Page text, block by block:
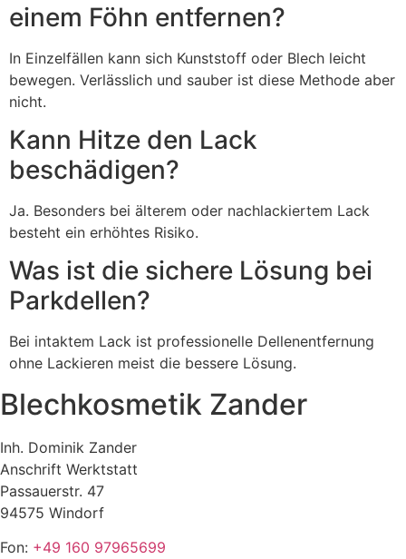
einem Föhn entfernen?
In Einzelfällen kann sich Kunststoff oder Blech leicht
bewegen. Verlässlich und sauber ist diese Methode aber
nicht.
Kann Hitze den Lack
beschädigen?
Ja. Besonders bei älterem oder nachlackiertem Lack
besteht ein erhöhtes Risiko.
Was ist die sichere Lösung bei
Parkdellen?
Bei intaktem Lack ist professionelle Dellenentfernung
ohne Lackieren meist die bessere Lösung.
Blechkosmetik Zander
Inh. Dominik Zander
Anschrift Werktstatt
Passauerstr. 47
94575 Windorf
Fon: +49 160 97965699